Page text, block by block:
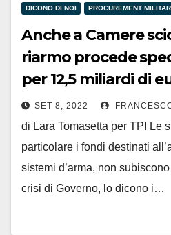
DICONO DI NOI PROCUREMENT
Anche a Camere
riarmo procede
per 12,5 miliardi di
SET 8, 2022
di Lara Tomasetta per TPI Le
particolare i fondi destinati
sistemi d’arma, non
crisi di Governo, lo dicono i…